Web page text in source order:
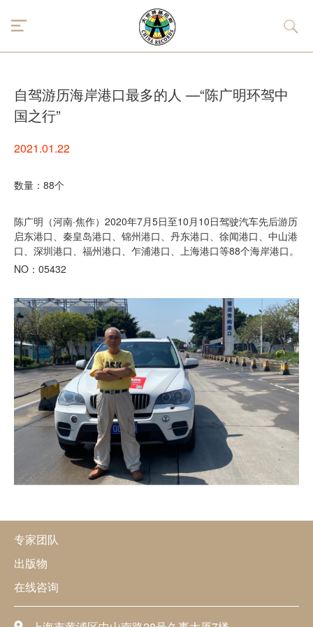
自驾游历海岸港口最多的人 —“陈广明环驾中
国之行”
2021.01.22
数量：88个
陈广明（河南·焦作）2020年7月5日至10月10日驾驶汽车先后游历
启东港口、秦皇岛港口、锦州港口、丹东港口、徐闻港口、中山港
口、深圳港口、福州港口、乍浦港口、上海港口等88个海岸港口。
NO：05432
专家团队
出版物
在线咨询